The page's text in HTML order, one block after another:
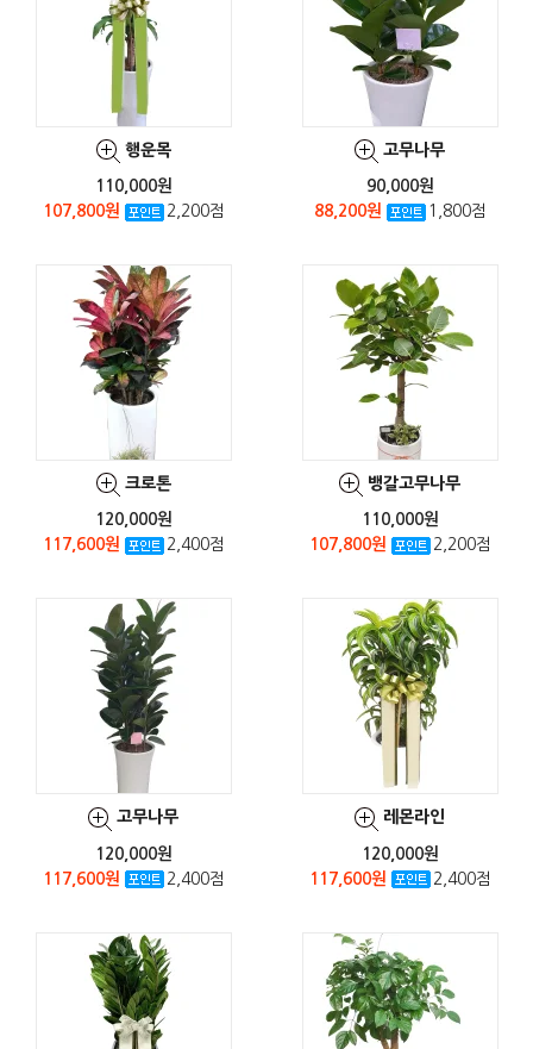
행운목
110,000원
107,800원
2,200점
고무나무
90,000원
88,200원
1,800점
크로톤
120,000원
117,600원
2,400점
뱅갈고무나무
110,000원
107,800원
2,200점
고무나무
120,000원
117,600원
2,400점
레몬라인
120,000원
117,600원
2,400점